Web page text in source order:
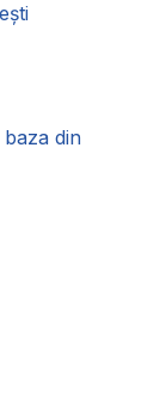
din